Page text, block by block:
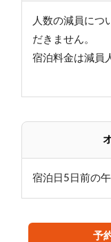
人数の減員につ
だきません。
宿泊料金は減員
宿泊日5日前の
予